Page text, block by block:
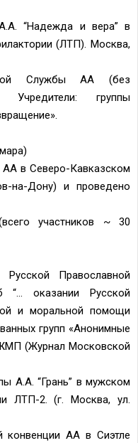
“Надежда и вера” в
(ЛТП). Москва,
Службы АА (без
Учредители: группы
АА в Северо-Кавказском
на-Дону) и проведено
участников ~ 30
Православной
“… оказании Русской
и моральной помощи
групп «Анонимные
(Журнал Московской
А.А. “Грань” в мужском
ЛТП-2. (г. Москва, ул.
АА в Сиэтле